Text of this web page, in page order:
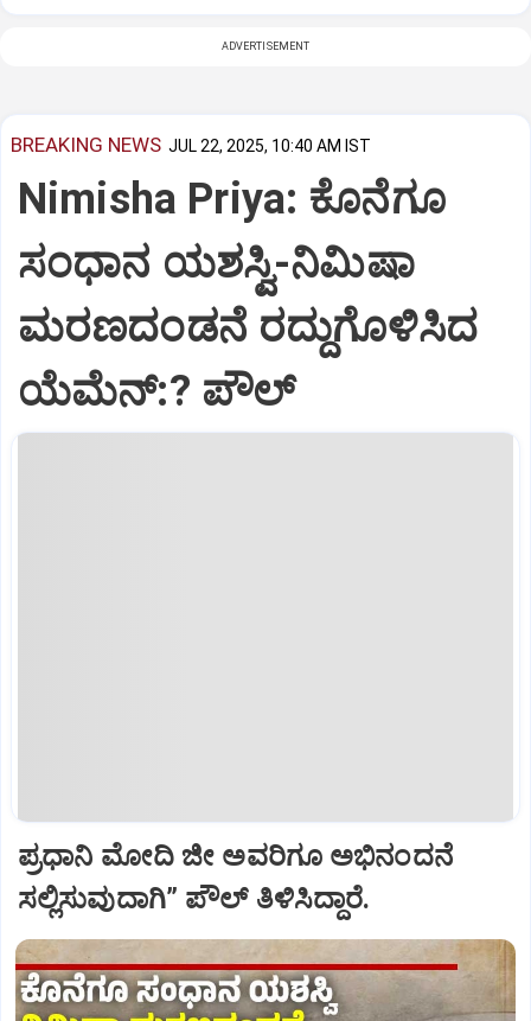
ADVERTISEMENT
BREAKING NEWS JUL 22, 2025, 10:40 AM IST
Nimisha Priya: ಕೊನೆಗೂ
ಸಂಧಾನ ಯಶಸ್ವಿ-ನಿಮಿಷಾ
ಮರಣದಂಡನೆ ರದ್ದುಗೊಳಿಸಿದ
ಯೆಮೆನ್:? ಪೌಲ್
ಪ್ರಧಾನಿ ಮೋದಿ ಜೀ ಅವರಿಗೂ ಅಭಿನಂದನೆ
ಸಲ್ಲಿಸುವುದಾಗಿ” ಪೌಲ್‌ ತಿಳಿಸಿದ್ದಾರೆ.